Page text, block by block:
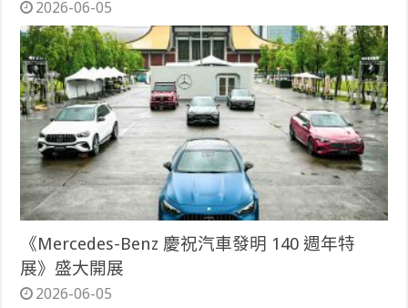
2026-06-05
《Mercedes-Benz 慶祝汽車發明 140 週年特
展》盛大開展
2026-06-05